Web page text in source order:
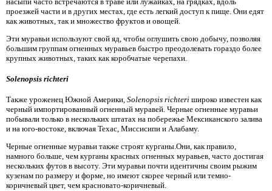
проезжей части и в других местах, где есть легкий доступ к пище. Они едят
как животных, так и множество фруктов и овощей.
Эти муравьи используют свой яд, чтобы оглушить свою добычу, позволяя
большим группам огненных муравьев быстро преодолевать гораздо более
крупных животных, таких как коробчатые черепахи.
Solenopsis richteri
Также уроженец Южной Америки, Solenopsis richteri широко известен как
черный импортированный огненный муравей. Черные огненные муравьи
побывали только в нескольких штатах на побережье Мексиканского залива
и на юго-востоке, включая Техас, Миссисипи и Алабаму.
Черные огненные муравьи также строят курганы.Они, как правило,
намного больше, чем курганы красных огненных муравьев, часто достигая
нескольких футов в высоту. Эти муравьи почти идентичны своим рыжим
кузенам по размеру и форме, но имеют скорее черный или темно-
коричневый цвет, чем красновато-коричневый.